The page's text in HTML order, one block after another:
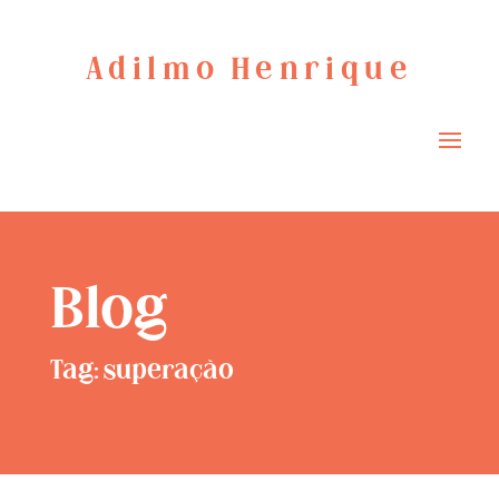
Adilmo Henrique
Blog
Tag: superação